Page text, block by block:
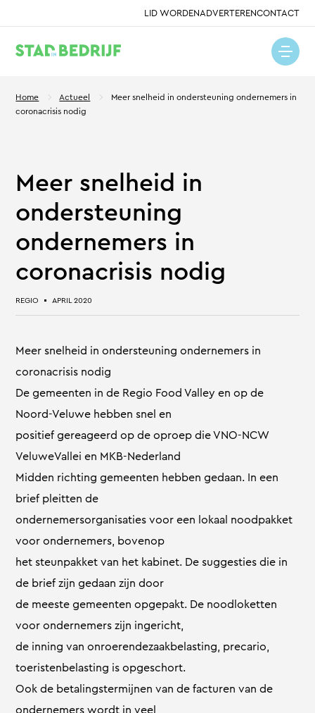
LID WORDENADVERTERENCONTACT
Home Actueel
Meer snelheid in ondersteuning ondernemers in
coronacrisis nodig
Meer snelheid in
ondersteuning
ondernemers in
coronacrisis nodig
REGIO APRIL 2020
Meer snelheid in ondersteuning ondernemers in
coronacrisis nodig
De gemeenten in de Regio Food Valley en op de
Noord-Veluwe hebben snel en
positief gereageerd op de oproep die VNO-NCW
VeluweVallei en MKB-Nederland
Midden richting gemeenten hebben gedaan. In een
brief pleitten de
ondernemersorganisaties voor een lokaal noodpakket
voor ondernemers, bovenop
het steunpakket van het kabinet. De suggesties die in
de brief zijn gedaan zijn door
de meeste gemeenten opgepakt. De noodloketten
voor ondernemers zijn ingericht,
de inning van onroerendezaakbelasting, precario,
toeristenbelasting is opgeschort.
Ook de betalingstermijnen van de facturen van de